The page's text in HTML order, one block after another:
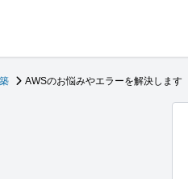
AWSのお悩みやエラーを解決します